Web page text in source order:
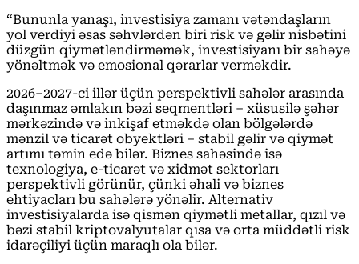
“Bununla yanaşı, investisiya zamanı vətəndaşların
yol verdiyi əsas səhvlərdən biri risk və gəlir nisbətini
düzgün qiymətləndirməmək, investisiyanı bir sahəyə
yönəltmək və emosional qərarlar verməkdir.
2026–2027-ci illər üçün perspektivli sahələr arasında
daşınmaz əmlakın bəzi seqmentləri – xüsusilə şəhər
mərkəzində və inkişaf etməkdə olan bölgələrdə
mənzil və ticarət obyektləri – stabil gəlir və qiymət
artımı təmin edə bilər. Biznes sahəsində isə
texnologiya, e-ticarət və xidmət sektorları
perspektivli görünür, çünki əhali və biznes
ehtiyacları bu sahələrə yönəlir. Alternativ
investisiyalarda isə qismən qiymətli metallar, qızıl və
bəzi stabil kriptovalyutalar qısa və orta müddətli risk
idarəçiliyi üçün maraqlı ola bilər.